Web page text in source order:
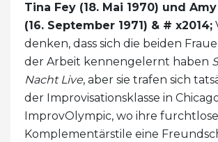
Tina Fey (18. Mai 1970) und
(16. September 1971) & # x2014;
denken, dass sich die beiden
der Arbeit kennengelernt haben
Nacht Live, aber sie trafen sich
der Improvisationsklasse in
ImprovOlympic, wo ihre
Komplementärstile eine